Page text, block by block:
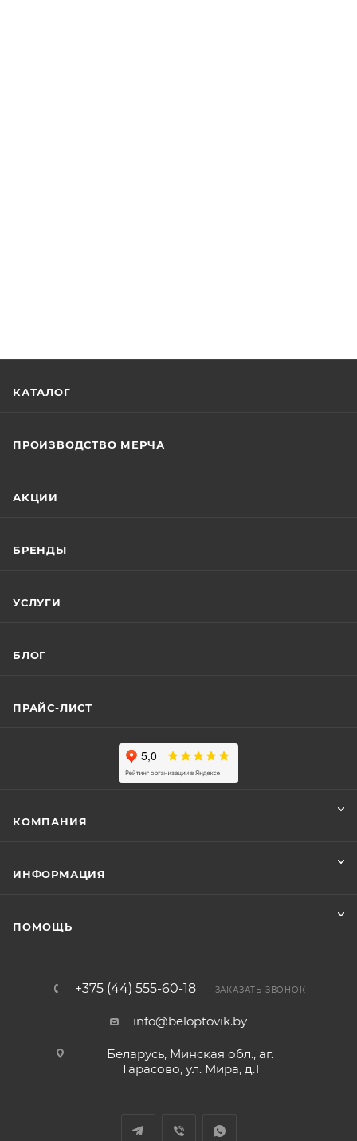
КАТАЛОГ
ПРОИЗВОДСТВО МЕРЧА
АКЦИИ
БРЕНДЫ
УСЛУГИ
БЛОГ
ПРАЙС-ЛИСТ
КОМПАНИЯ
ИНФОРМАЦИЯ
ПОМОЩЬ
+375 (44) 555-60-18 ЗАКАЗАТЬ ЗВОНОК
info@beloptovik.by
Беларусь, Минская обл., аг.
Тарасово, ул. Мира, д.1